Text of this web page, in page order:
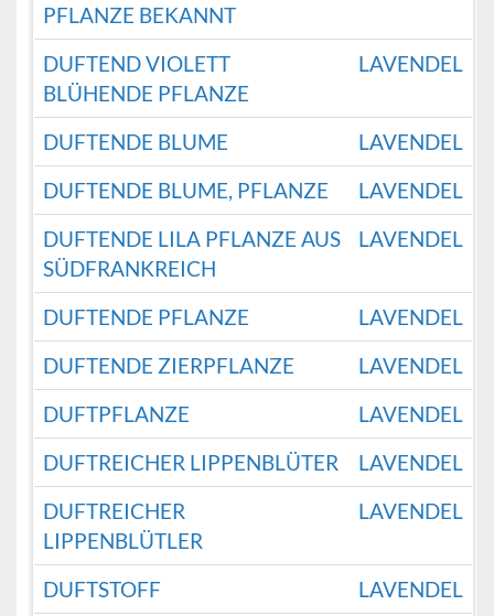
PFLANZE BEKANNT
DUFTEND VIOLETT
BLÜHENDE PFLANZE
LAVENDEL
DUFTENDE BLUME
LAVENDEL
DUFTENDE BLUME, PFLANZE
LAVENDEL
DUFTENDE LILA PFLANZE AUS
SÜDFRANKREICH
LAVENDEL
DUFTENDE PFLANZE
LAVENDEL
DUFTENDE ZIERPFLANZE
LAVENDEL
DUFTPFLANZE
LAVENDEL
DUFTREICHER LIPPENBLÜTER
LAVENDEL
DUFTREICHER
LIPPENBLÜTLER
LAVENDEL
DUFTSTOFF
LAVENDEL